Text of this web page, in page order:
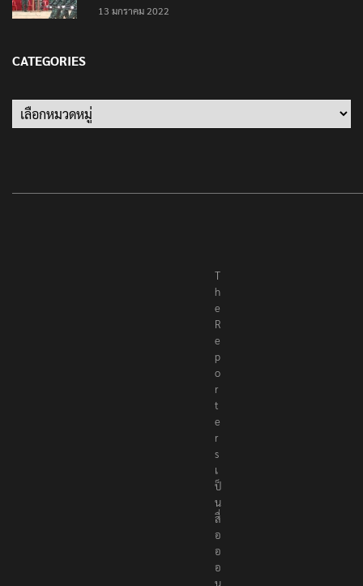
‘นายพลบีทู’ ผู้นำทหารคะเรนนี KNPP ลั่นสู้รบ ครั้งนี้
CATEGORIES
T
h
e
R
e
p
o
r
t
e
r
s
เ
ป็
น
สื่
อ